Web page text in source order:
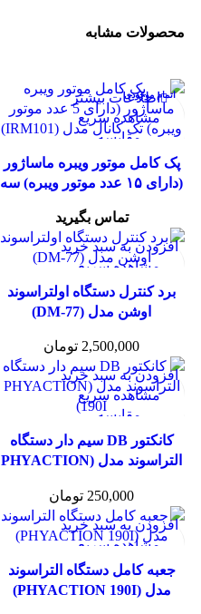
محصولات مشابه
اتمام موجودی
اطلاعات بیشتر
مشاهده سریع
مقایسه
افزودن به علاقه مندی
پک کامل موتور ویبره ماساژور
(دارای ۱۵ عدد موتور ویبره) سه
تماس بگیرید
افزودن به سبد خرید
مشاهده سریع
مقایسه
افزودن به علاقه مندی
برد کنترل دستگاه اولتراسوند
اوشن مدل (DM-77)
2,500,000 تومان
افزودن به سبد خرید
مشاهده سریع
مقایسه
افزودن به علاقه مندیکانکتور DB سیم دار دستگاه
التراسوند مدل (PHYACTION
250,000 تومان
افزودن به سبد خرید
مشاهده سریع
مقایسه
افزودن به علاقه مندی
جعبه کامل دستگاه التراسوند
مدل (PHYACTION 190I)